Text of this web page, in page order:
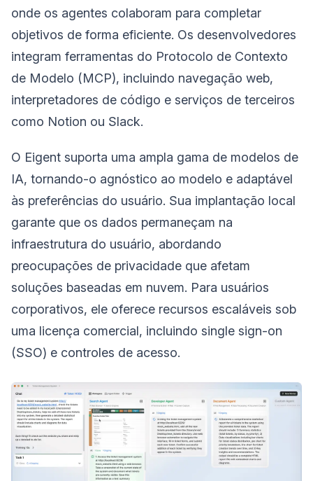
onde os agentes colaboram para completar
objetivos de forma eficiente. Os desenvolvedores
integram ferramentas do Protocolo de Contexto
de Modelo (MCP), incluindo navegação web,
interpretadores de código e serviços de terceiros
como Notion ou Slack.
O Eigent suporta uma ampla gama de modelos de
IA, tornando-o agnóstico ao modelo e adaptável
às preferências do usuário. Sua implantação local
garante que os dados permaneçam na
infraestrutura do usuário, abordando
preocupações de privacidade que afetam
soluções baseadas em nuvem. Para usuários
corporativos, ele oferece recursos escaláveis sob
uma licença comercial, incluindo single sign-on
(SSO) e controles de acesso.